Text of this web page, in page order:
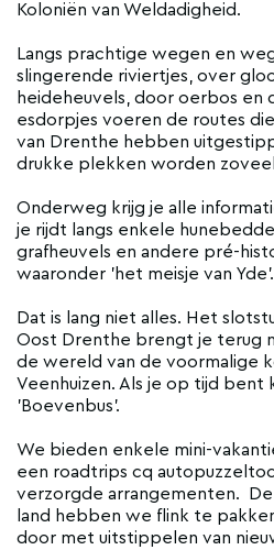
Koloniën van Weldadigheid.
Langs prachtige wegen en
slingerende riviertjes, over
heideheuvels, door oerbos
esdorpjes voeren de routes
van Drenthe hebben
drukke plekken worden
Onderweg krijg je alle
je rijdt langs enkele
grafheuvels en andere pré-
waaronder 'het meisje van Yde'.
Dat is lang niet alles. Het
Oost Drenthe brengt je terug
de wereld van de voormalige
Veenhuizen. Als je op tijd bent
'Boevenbus'.
We bieden enkele mini-
een roadtrips cq
verzorgde arrangementen. De
land hebben we flink te
door met uitstippelen van